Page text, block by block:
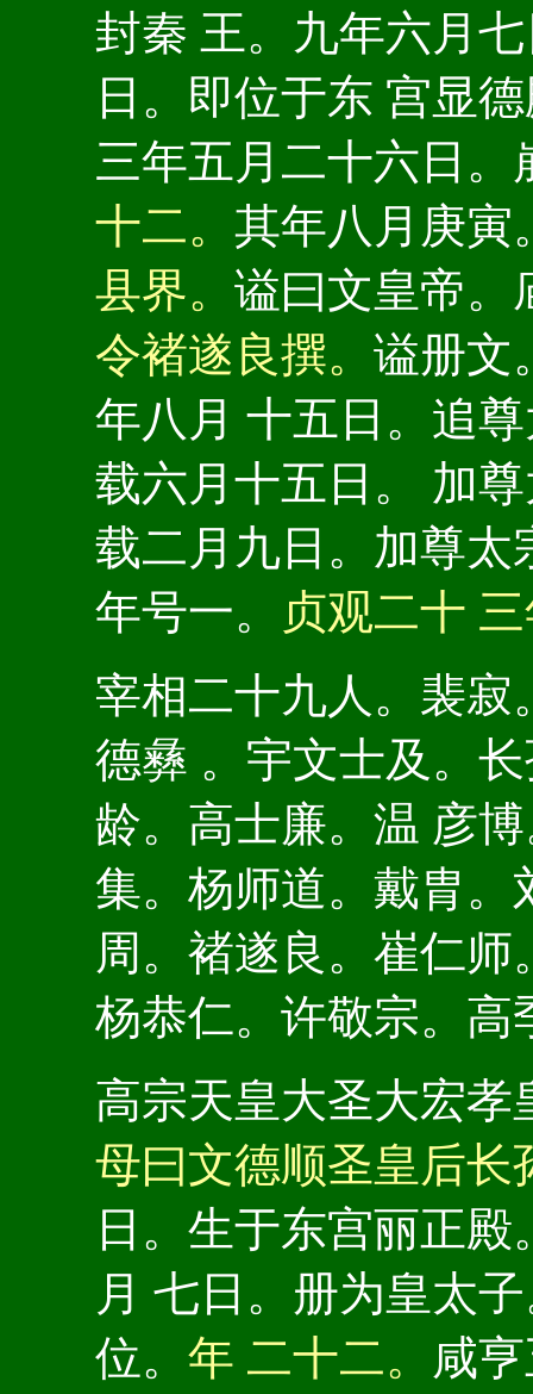
封秦 王。九年六月
日。即位于东 宫显
三年五月二十六日
十二。 其年八月庚寅
县界。 谥曰文皇帝。
令褚遂良撰。 谥册文
年八月 十五日。追
载六月十五日。 加
载二月九日。加尊太
年号一。
贞观二十
宰相二十九人。裴寂
德彝 。宇文士及。
龄。高士廉。温 彦
集。杨师道。戴胄。
周。褚遂良。崔仁
杨恭仁。许敬宗。高
高宗天皇大圣大宏孝
母曰文德顺圣皇后长
日。生于东宫丽正
月 七日。册为皇太
位。 年 二十二。 咸